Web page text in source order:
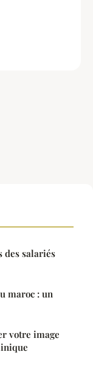
des salariés
maroc : un
votre image